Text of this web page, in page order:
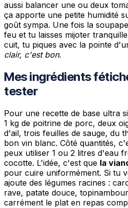
aussi balancer une ou deux
ça apporte une petite humidité
goût sympa. Une fois la
feu et tu laisses mijoter
cuit, tu piques avec la pointe
clair, c'est bon.
Mes ingrédients
tester
Pour une recette de base ultra
1 kg de poitrine de porc, deux
d'ail, trois feuilles de sauge, du
bon vin blanc. Côté quantités,
peux utiliser 1 ou 2 litres d'eau
cocotte. L'idée, c'est que la
pour cuire uniformément. Si tu
ajoute des légumes racines :
rave, patate douce,
carrément le plat en repas